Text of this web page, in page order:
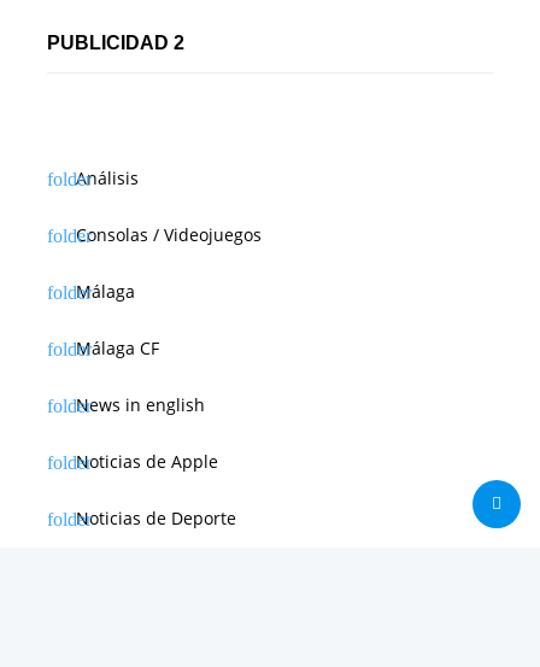
PUBLICIDAD 2
Análisis
Consolas / Videojuegos
Málaga
Málaga CF
News in english
Noticias de Apple
Noticias de Deporte